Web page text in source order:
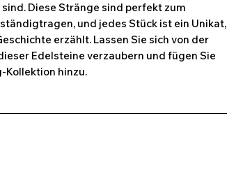
Diese Stränge sind perfekt zum
und jedes Stück ist ein Unikat,
erzählt. Lassen Sie sich von der
Edelsteine verzaubern und fügen Sie
Kollektion hinzu.